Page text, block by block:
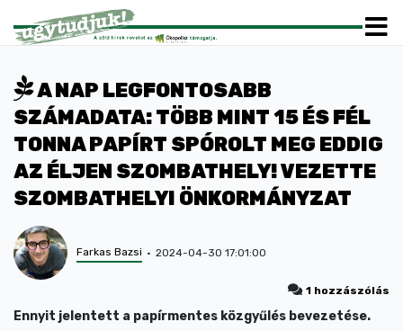
A NAP LEGFONTOSABB
SZÁMADATA: TÖBB MINT 15 ÉS FÉL
TONNA PAPÍRT SPÓROLT MEG EDDIG
AZ ÉLJEN SZOMBATHELY! VEZETTE
SZOMBATHELYI ÖNKORMÁNYZAT
Farkas Bazsi 2024-04-30 17:01:00
1 hozzászólás
Ennyit jelentett a papírmentes közgyűlés bevezetése.